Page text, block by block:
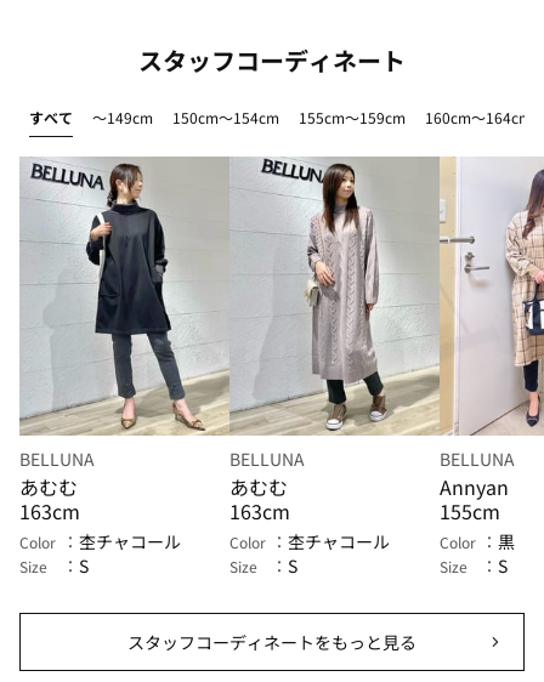
スタッフコーディネート
すべて ～149cm 150cm～154cm 155cm～159cm 160cm～164cm
BELLUNA
あむむ
163cm
Color 杢チャコール
Size S
BELLUNA
あむむ
163cm
Color 杢チャコール
Size S
BELLUNA
Annyan
155cm
Color 黒
Size S
スタッフコーディネートをもっと見る